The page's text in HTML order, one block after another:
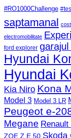
#RO1000Challenge
saptamanal
electromobilitate
ford explorer
Hyundai
Hyundai
Kia Niro Kona
Model 3 Model 3 LR
Peugeot e-
Megane Renault
ZOE Z.E.50 Skoda